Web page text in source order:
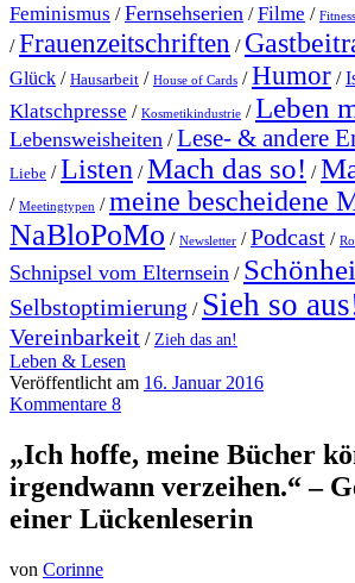
Feminismus /Fernsehserien /Filme / Fitness
/Frauenzeitschriften /
Glück / Hausarbeit / House of Cards /Humor /
Klatschpresse / Kosmetikindustrie /Leben
Lebensweisheiten /Lese- & andere
Liebe /Listen /Mach das so! /
/ Meetingtypen /meine bescheidene
NaBloPoMo / Newsletter /Podcast /
Schnipsel vom Elternsein /
Selbstoptimierung / Sieh so
Vereinbarkeit / Zieh das an!
Leben & Lesen
Veröffentlicht am 16. Januar 2016
Kommentare 8
„Ich hoffe, meine Bücher
irgendwann verzeihen.“ –
einer Lückenleserin
von Corinne